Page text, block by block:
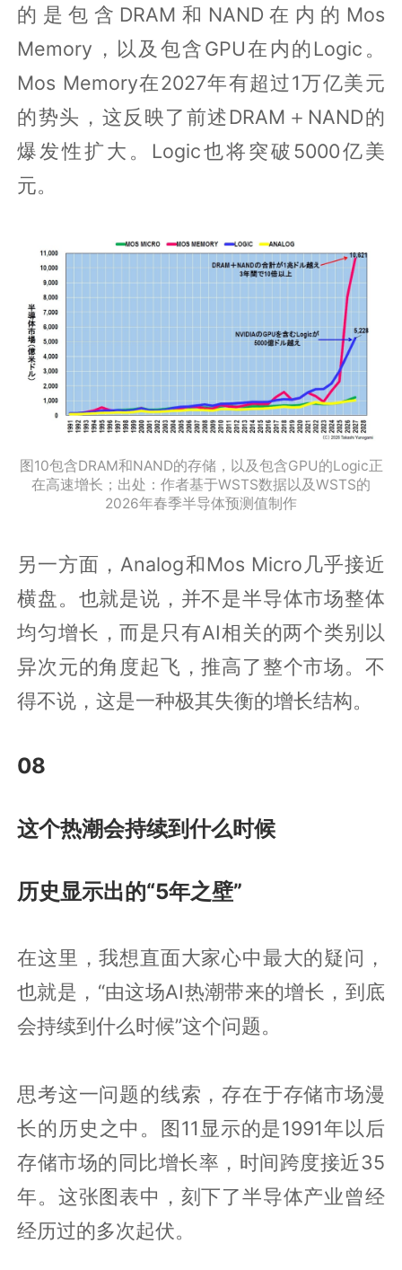
的是包含DRAM和NAND在内的Mos
Memory，以及包含GPU在内的Logic。
Mos Memory在2027年有超过1万亿美元
的势头，这反映了前述DRAM＋NAND的
爆发性扩大。Logic也将突破5000亿美
元。
图10包含DRAM和NAND的存储，以及包含GPU的Logic正
在高速增长；出处：作者基于WSTS数据以及WSTS的
2026年春季半导体预测值制作
另一方面，Analog和Mos Micro几乎接近
横盘。也就是说，并不是半导体市场整体
均匀增长，而是只有AI相关的两个类别以
异次元的角度起飞，推高了整个市场。不
得不说，这是一种极其失衡的增长结构。
08
这个热潮会持续到什么时候
历史显示出的“5年之壁”
在这里，我想直面大家心中最大的疑问，
也就是，“由这场AI热潮带来的增长，到底
会持续到什么时候”这个问题。
思考这一问题的线索，存在于存储市场漫
长的历史之中。图11显示的是1991年以后
存储市场的同比增长率，时间跨度接近35
年。这张图表中，刻下了半导体产业曾经
经历过的多次起伏。